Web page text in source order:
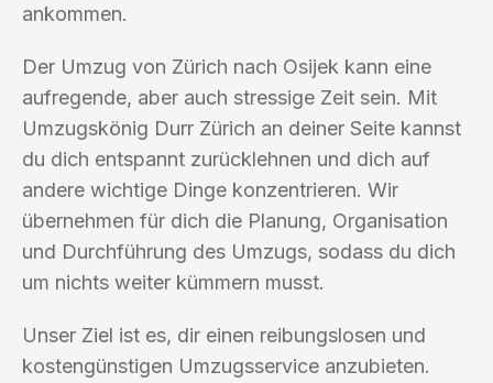
ankommen.
Der Umzug von Zürich nach Osijek kann eine
aufregende, aber auch stressige Zeit sein. Mit
Umzugskönig Durr Zürich an deiner Seite kannst
du dich entspannt zurücklehnen und dich auf
andere wichtige Dinge konzentrieren. Wir
übernehmen für dich die Planung, Organisation
und Durchführung des Umzugs, sodass du dich
um nichts weiter kümmern musst.
Unser Ziel ist es, dir einen reibungslosen und
kostengünstigen Umzugsservice anzubieten.